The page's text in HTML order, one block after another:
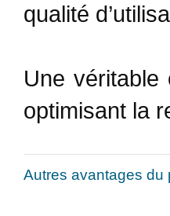
qualité
Une véritable
optimisant la
Autres avantages du